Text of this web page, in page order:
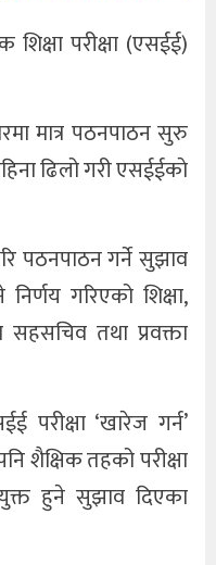
परीक्षा (एसईई)
मात्र पठनपाठन सुरु
ढिलो गरी एसईईकाे
पठनपाठन गर्ने सुझाव
गरिएको शिक्षा,
सहसचिव तथा प्रवक्ता
‘खारेज गर्न’
शैक्षिक तहको परीक्षा
हुने सुझाव दिएका